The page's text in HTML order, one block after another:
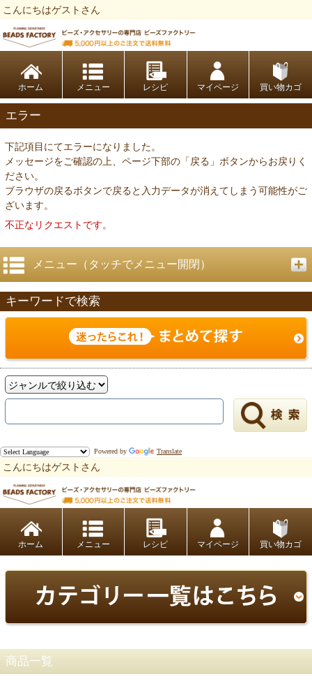
こんにちはゲストさん
ホーム レシピ マイページ 買い物カゴ
エラー
下記項目にてエラーになりました。
メッセージをご確認の上、ページ下部の「戻る」ボタンからお戻りく
ださい。
ブラウザの戻るボタンで戻ると入力データが消えてしまう可能性がご
ざいます。
不正なリクエストです。
メニュー（タッチでメニュー開閉）
キーワードで検索
Powered by Translate
こんにちはゲストさん
ホーム レシピ マイページ 買い物カゴ
商品一覧